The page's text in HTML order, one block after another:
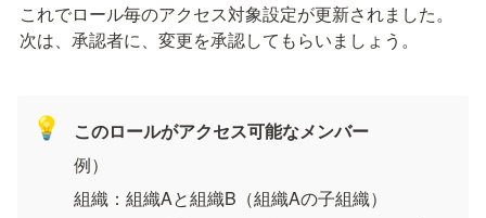
これでロール毎のアクセス対象設定が更新されました。
次は、承認者に、変更を承認してもらいましょう。
💡
このロールがアクセス可能なメンバー
例）
組織：組織Aと組織B（組織Aの子組織）